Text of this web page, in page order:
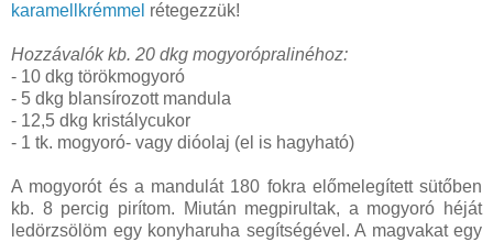
karamellkrémmel rétegezzük!
Hozzávalók kb. 20 dkg mogyorópralinéhoz:
- 10 dkg törökmogyoró
- 5 dkg blansírozott mandula
- 12,5 dkg kristálycukor
- 1 tk. mogyoró- vagy dióolaj (el is hagyható)
A mogyorót és a mandulát 180 fokra előmelegített sütőben
kb. 8 percig pirítom. Miután megpirultak, a mogyoró héját
ledörzsölöm egy konyharuha segítségével. A magvakat egy